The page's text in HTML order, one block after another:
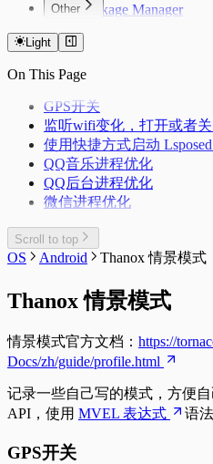
Package Manager
Other
PVE CPU 省电配置
Light
On This Page
GPS开关
监听wifi变化，打开或者
使用快捷方式启动 Lsposed
QQ音乐进程优化
QQ后台进程优化
微信进程优化
Scroll to top
OS Android Thanox 情景模式
Thanox 情景模式
情景模式官方文档： https://
Docs/zh/guide/profile.html
记录一些自己写的模式，方便
API，使用 MVEL 表达式 语
GPS开关